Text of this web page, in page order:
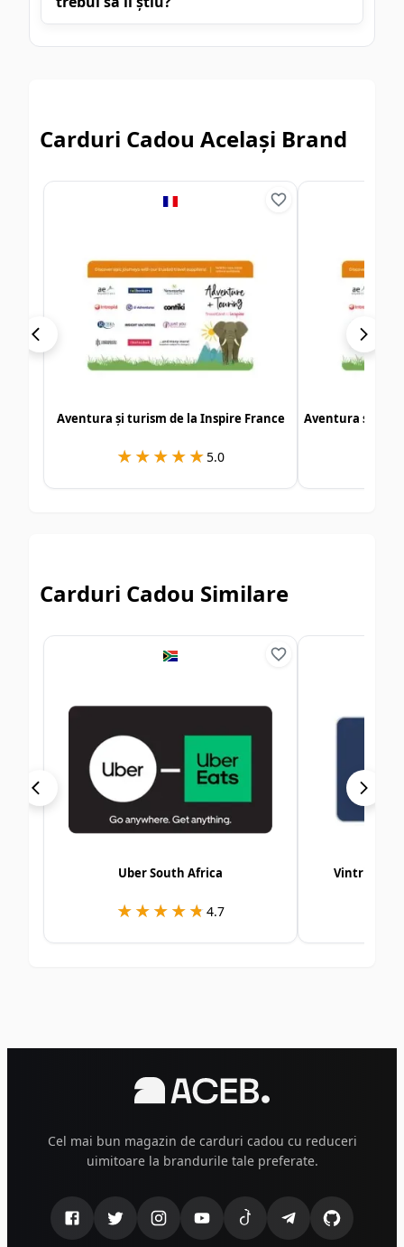
Carduri Cadou Același Brand
Aventura și turism de la Inspire France
★★★★★
★★★★★5.0
Aventura și
Carduri Cadou Similare
Uber South Africa
★★★★★
★★★★★ 4.7
Vintrica E-
Cel mai bun magazin de carduri cadou cu reduceri
uimitoare la brandurile tale preferate.